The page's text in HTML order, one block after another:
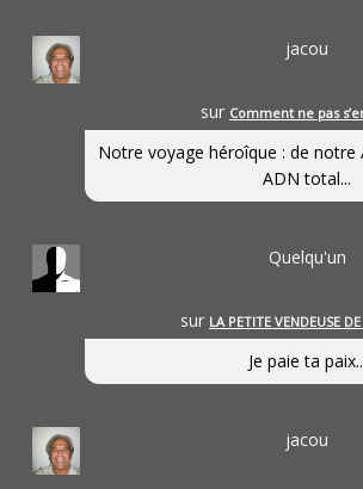
jacou
sur Comment ne pas
Notre voyage héroîque : de notre
ADN total...
Quelqu'un
sur LA PETITE VENDEUSE
Je paie ta
jacou